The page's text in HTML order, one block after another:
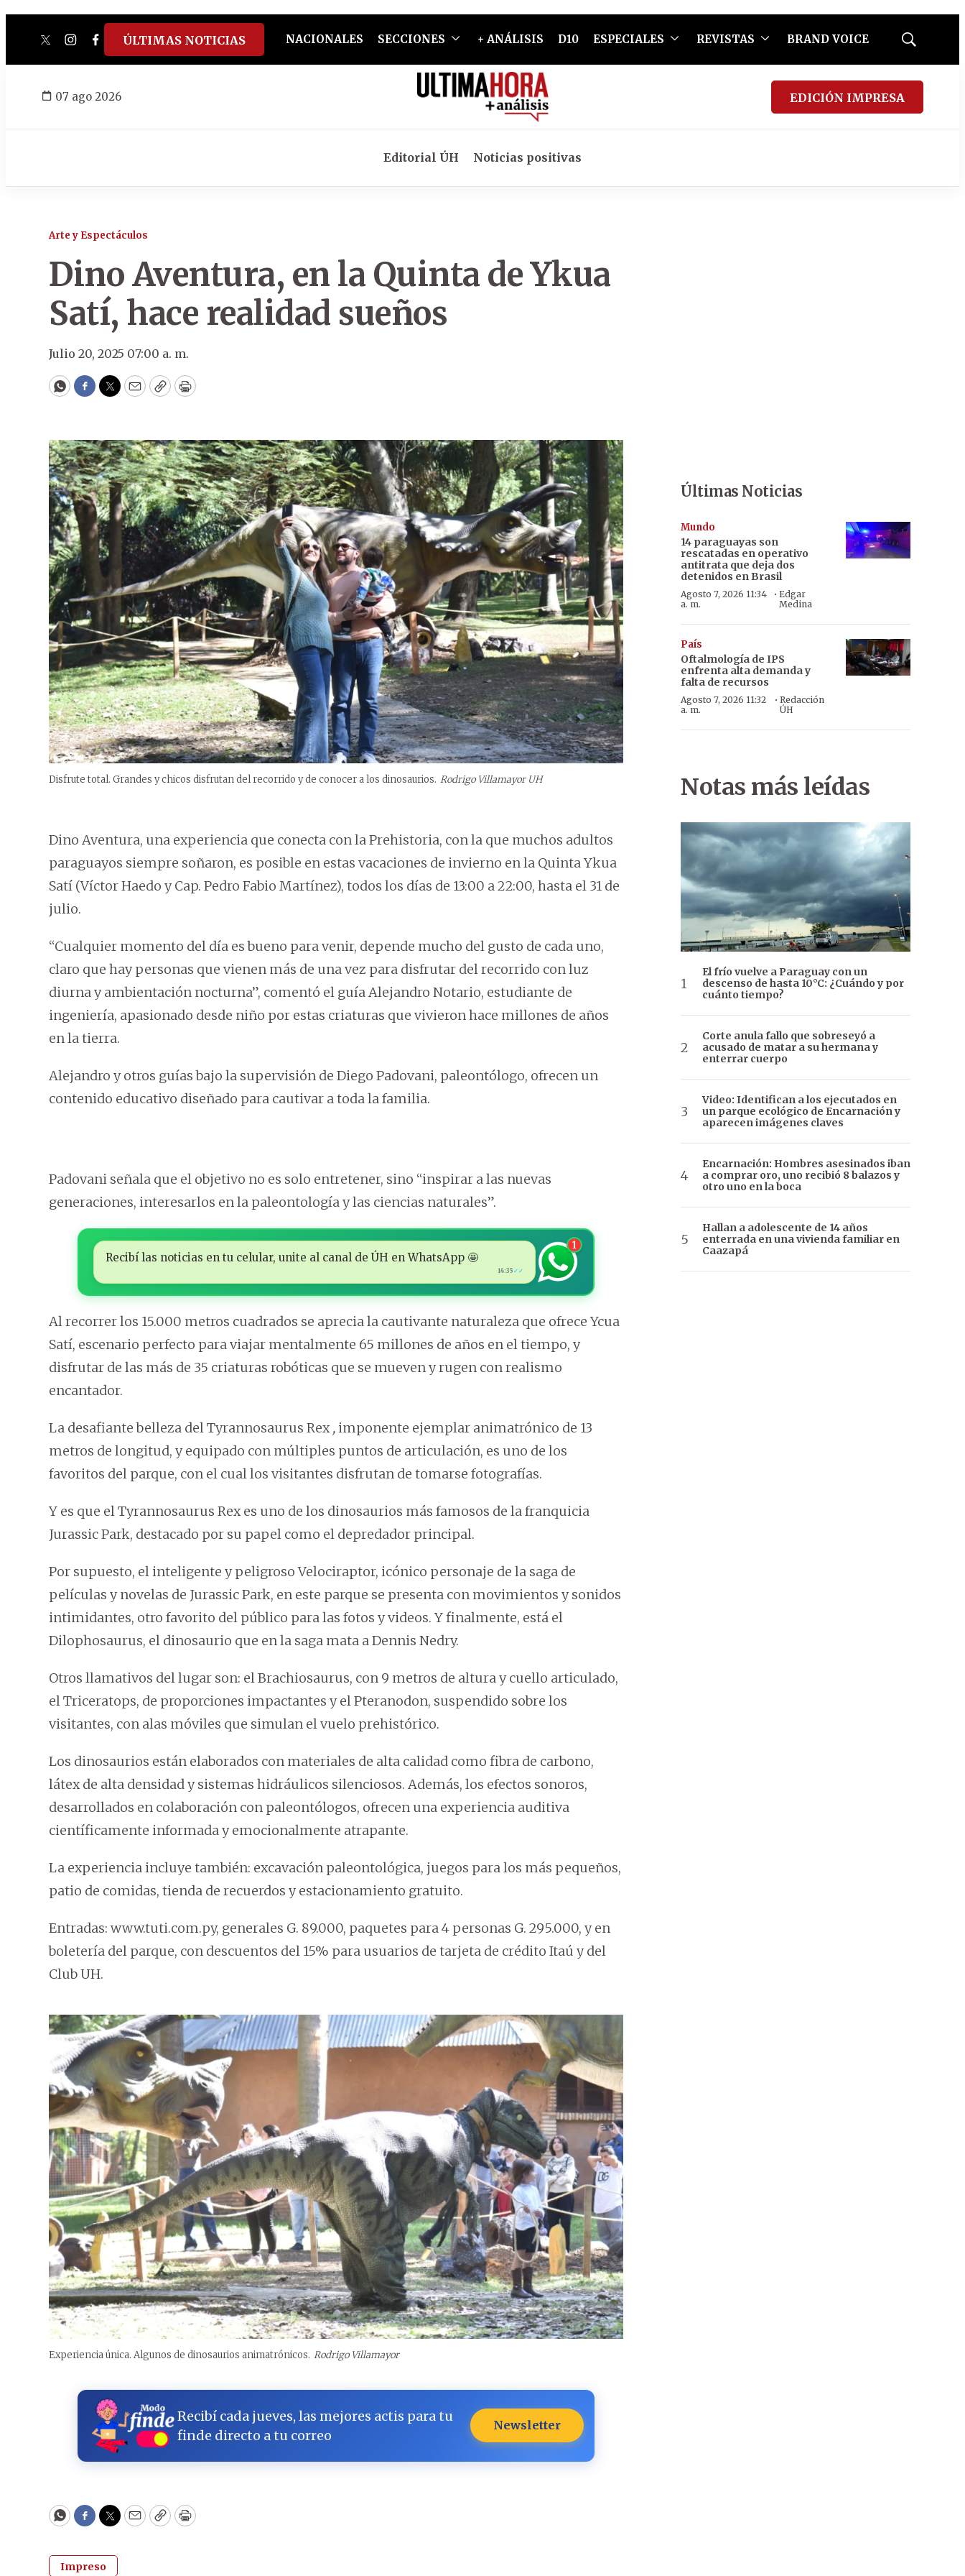
twitterinstagram
facebook
tiktokyoutube
spotify
ÚLTIMAS NOTICIAS NACIONALES SECCIONES + ANÁLISIS D10 ESPECIALES REVISTAS BRAND VOICE
Mostrar
07 ago 2026 EDICIÓN IMPRESA
Editorial ÚH Noticias positivas
Arte y Espectáculos
Dino Aventura, en la Quinta de Ykua
Satí, hace realidad sueños
Julio 20, 2025 07:00 a. m.
WhatsApp
Facebook
Twitter
EmailCopyPrint
Disfrute total. Grandes y chicos disfrutan del recorrido y de conocer a los dinosaurios. Rodrigo Villamayor UH
Dino Aventura, una experiencia que conecta con la Prehistoria, con la que muchos adultos
paraguayos siempre soñaron, es posible en estas vacaciones de invierno en la Quinta Ykua
Satí (Víctor Haedo y Cap. Pedro Fabio Martínez), todos los días de 13:00 a 22:00, hasta el 31 de
julio.
“Cualquier momento del día es bueno para venir, depende mucho del gusto de cada uno,
claro que hay personas que vienen más de una vez para disfrutar del recorrido con luz
diurna y ambientación nocturna”, comentó el guía Alejandro Notario, estudiante de
ingeniería, apasionado desde niño por estas criaturas que vivieron hace millones de años
en la tierra.
Alejandro y otros guías bajo la supervisión de Diego Padovani, paleontólogo, ofrecen un
contenido educativo diseñado para cautivar a toda la familia.
Padovani señala que el objetivo no es solo entretener, sino “inspirar a las nuevas
generaciones, interesarlos en la paleontología y las ciencias naturales”.
Recibí las noticias en tu celular, unite al canal de ÚH en WhatsApp 🤩
14:35 ✓✓
1
Al recorrer los 15.000 metros cuadrados se aprecia la cautivante naturaleza que ofrece Ycua
Satí, escenario perfecto para viajar mentalmente 65 millones de años en el tiempo, y
disfrutar de las más de 35 criaturas robóticas que se mueven y rugen con realismo
encantador.
La desafiante belleza del Tyrannosaurus Rex,imponente ejemplar animatrónico de 13
metros de longitud, y equipado con múltiples puntos de articulación, es uno de los
favoritos del parque, con el cual los visitantes disfrutan de tomarse fotografías.
Y es que el Tyrannosaurus Rexes uno de los dinosaurios más famosos de la franquicia
Jurassic Park, destacado por su papel como el depredador principal.
Por supuesto, el inteligente y peligroso Velociraptor, icónico personaje de la saga de
películas y novelas de Jurassic Park, en este parque se presenta con movimientos y sonidos
intimidantes, otro favorito del público para las fotos y videos. Y finalmente, está el
Dilophosaurus, el dinosaurio que en la saga mata a Dennis Nedry.
Otros llamativos del lugar son: el Brachiosaurus, con 9 metros de altura y cuello articulado,
el Triceratops, de proporciones impactantes y el Pteranodon, suspendido sobre los
visitantes, con alas móviles que simulan el vuelo prehistórico.
Los dinosaurios están elaborados con materiales de alta calidad como fibra de carbono,
látex de alta densidad y sistemas hidráulicos silenciosos. Además, los efectos sonoros,
desarrollados en colaboración con paleontólogos, ofrecen una experiencia auditiva
científicamente informada y emocionalmente atrapante.
La experiencia incluye también: excavación paleontológica, juegos para los más pequeños,
patio de comidas, tienda de recuerdos y estacionamiento gratuito.
Entradas: www.tuti.com.py, generales G. 89.000, paquetes para 4 personas G. 295.000, y en
boletería del parque, con descuentos del 15% para usuarios de tarjeta de crédito Itaú y del
Club UH.
Experiencia única. Algunos de dinosaurios animatrónicos. Rodrigo Villamayor
Recibí cada jueves, las mejores actis para tu
finde directo a tu correo
Newsletter
WhatsApp
Facebook
Twitter
EmailCopyPrint
Impreso
Últimas Noticias
Mundo
14 paraguayas son
rescatadas en operativo
antitrata que deja dos
detenidos en Brasil
Agosto 7, 2026 11:34
a. m.
·Edgar
Medina
País
Oftalmología de IPS
enfrenta alta demanda y
falta de recursos
Agosto 7, 2026 11:32
a. m.
·Redacción
ÚH
Notas más leídas
El frío vuelve a Paraguay con un
descenso de hasta 10°C: ¿Cuándo y por
cuánto tiempo?
Corte anula fallo que sobreseyó a
acusado de matar a su hermana y
enterrar cuerpo
Video: Identifican a los ejecutados en
un parque ecológico de Encarnación y
aparecen imágenes claves
Encarnación: Hombres asesinados iban
a comprar oro, uno recibió 8 balazos y
otro uno en la boca
Hallan a adolescente de 14 años
enterrada en una vivienda familiar en
Caazapá